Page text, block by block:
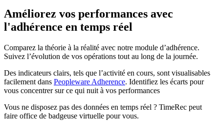
Améliorez vos performances avec
l'adhérence en temps réel
Comparez la théorie à la réalité avec notre module d’adhérence.
Suivez l’évolution de vos opérations tout au long de la journée.
Des indicateurs clairs, tels que l’activité en cours, sont visualisables
facilement dans Peopleware Adherence. Identifiez les écarts pour
vous concentrer sur ce qui nuit à vos performances
Vous ne disposez pas des données en temps réel ? TimeRec peut
faire office de badgeuse virtuelle pour vous.